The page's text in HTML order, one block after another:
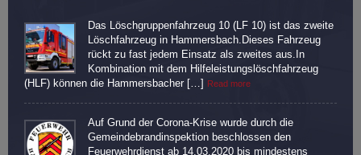
Das Löschgruppenfahrzeug 10 (LF 10) ist das zweite
Löschfahrzeug in Hammersbach.Dieses Fahrzeug
rückt zu fast jedem Einsatz als zweites aus.In
Kombination mit dem Hilfeleistungslöschfahrzeug
(HLF) können die Hammersbacher […] Read more
Auf Grund der Corona-Krise wurde durch die
Gemeindebrandinspektion beschlossen den
Feuerwehrdienst ab 14.03.2020 bis mindestens